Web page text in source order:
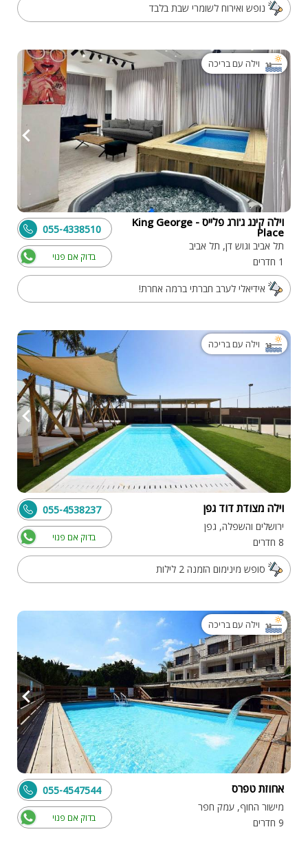
נופש ואירוח לשומרי שבת בלבד
וילה עם בריכה
וילה קינג ג'ורג פלייס - King George
Place
תל אביב וגוש דן, תל אביב
1 חדרים
בדוק אם פנוי
055-4338510
אידיאלי לערב חברתי ברמה אחרת!
וילה עם בריכה
וילה מצודת דוד גפן
ירושלים והשפלה, גפן
8 חדרים
בדוק אם פנוי
055-4538237
סופש מינימום הזמנה 2 לילות
וילה עם בריכה
אחוזת טפרס
מישור החוף, עמק חפר
9 חדרים
בדוק אם פנוי
055-4547544